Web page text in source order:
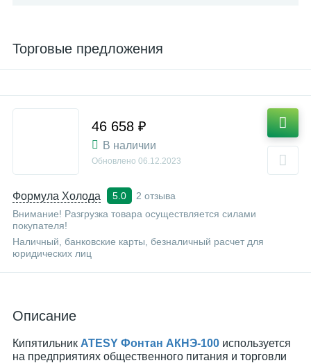
Торговые предложения
Формула Холода 5.0
2 отзыва
Внимание! Разгрузка товара осуществляется силами
покупателя!
Наличный, банковские карты, безналичный расчет для
юридических лиц
46 658 ₽
В наличии
Обновлено 06.12.2023
Описание
Кипятильник ATESY Фонтан АКНЭ-100 используется
на предприятиях общественного питания и торговли